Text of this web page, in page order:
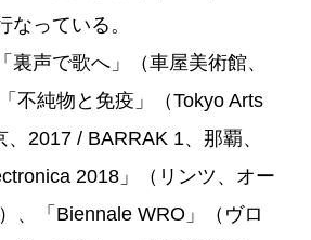
なっている。
裏声で歌へ」（車屋美術館、
不純物と免疫」（Tokyo Arts
2017 / BARRAK 1、那覇、
2018」（リンツ、オー
、「Biennale WRO」（ヴロ